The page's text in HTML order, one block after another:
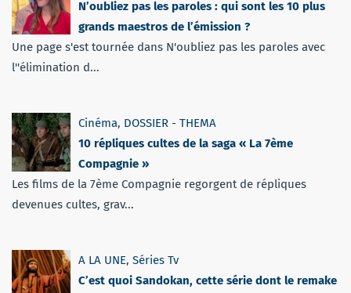
N’oubliez pas les paroles : qui sont les 10 plus
grands maestros de l’émission ?
Une page s'est tournée dans N'oubliez pas les paroles avec
l''élimination d...
Cinéma, DOSSIER - THEMA
10 répliques cultes de la saga « La 7ème
Compagnie »
Les films de la 7ème Compagnie regorgent de répliques
devenues cultes, grav...
A LA UNE, Séries Tv
C’est quoi Sandokan, cette série dont le remake